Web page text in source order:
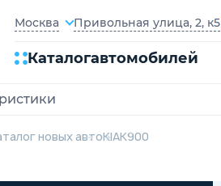
Москва Привольная улица, 2, к5
Каталогавтомобилей
новых автоKIAK900